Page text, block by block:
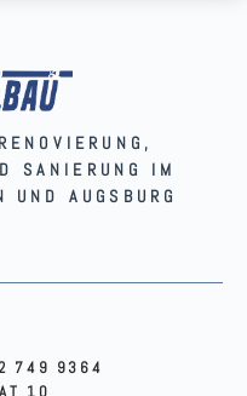
SANIERUNG IM
UND AUGSBURG
749 9364
10